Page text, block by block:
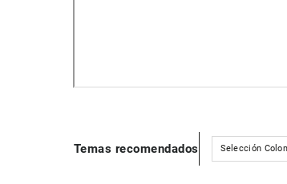
Temas recomendados Selección